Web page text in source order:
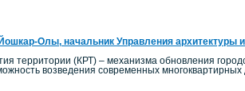
Олы, начальник Управления архитектуры
территории (КРТ) – механизма обновления
возведения современных